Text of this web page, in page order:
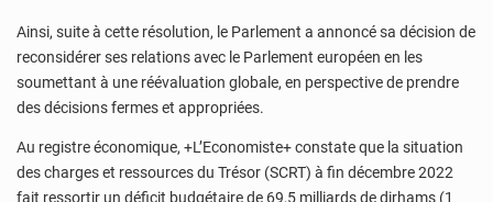
Ainsi, suite à cette résolution, le Parlement a annoncé sa décision de
reconsidérer ses relations avec le Parlement européen en les
soumettant à une réévaluation globale, en perspective de prendre
des décisions fermes et appropriées.
Au registre économique, +L’Economiste+ constate que la situation
des charges et ressources du Trésor (SCRT) à fin décembre 2022
fait ressortir un déficit budgétaire de 69,5 milliards de dirhams (1